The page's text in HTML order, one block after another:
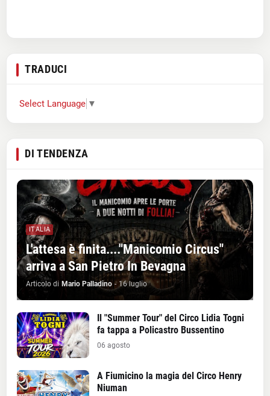
TRADUCI
Select Language ▼
DI TENDENZA
ITALIA
L'attesa è finita...."Manicomio Circus"
arriva a San Pietro In Bevagna
Articolo di Mario Palladino - 16 luglio
Il "Summer Tour" del Circo Lidia Togni
fa tappa a Policastro Bussentino
06 agosto
A Fiumicino la magia del Circo Henry
Niuman